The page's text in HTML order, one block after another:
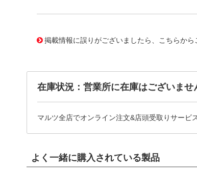
掲載情報に誤りがございましたら、こちらから
在庫状況：営業所に在庫はございませ
マルツ全店でオンライン注文&店頭受取りサービ
よく一緒に購入されている製品